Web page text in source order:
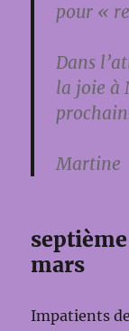
pour «
Dans
la joie à
Martine
mars
Impatients